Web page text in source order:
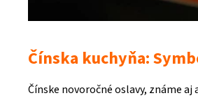
Čínska kuchyňa:
Čínske novoročné oslavy, známe